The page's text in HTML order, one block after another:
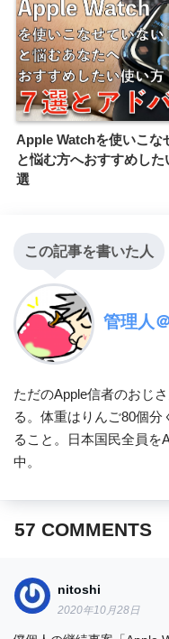
Apple Watchを使いこな
と悩む方へおすすめした
選
この記事を書いた人
管理人
ただのApple信者のおじ
る。体重はりんご80個
ること。日本国民全員を
中。
57 COMMENTS
nitoshi
2020年10月28日